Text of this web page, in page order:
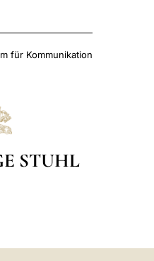
für Kommunikation
STUHL